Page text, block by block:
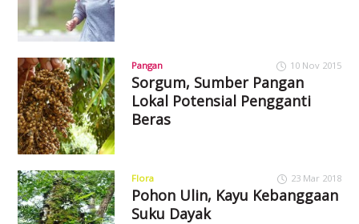
Pangan 10 Nov 2015
Sorgum, Sumber Pangan
Lokal Potensial Pengganti
Beras
Flora 23 Mar 2018
Pohon Ulin, Kayu Kebanggaan
Suku Dayak